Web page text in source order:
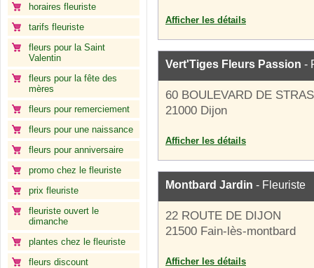
horaires fleuriste
tarifs fleuriste
fleurs pour la Saint
Valentin
fleurs pour la fête des
mères
fleurs pour remerciement
fleurs pour une naissance
fleurs pour anniversaire
promo chez le fleuriste
prix fleuriste
fleuriste ouvert le
dimanche
plantes chez le fleuriste
fleurs discount
Afficher les détails
Vert'Tiges Fleurs Passion -
60 BOULEVARD DE
21000 Dijon
Afficher les détails
Montbard Jardin - Fleuriste
22 ROUTE DE DIJON
21500 Fain-lès-montbard
Afficher les détails